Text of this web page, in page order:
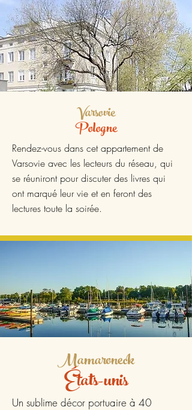
Varsovie
Pologne
Rendez-vous dans cet appartement de
Varsovie avec les lecteurs du réseau, qui
se réuniront pour discuter des livres qui
ont marqué leur vie et en feront des
lectures toute la soirée.
Mamaroneck
États-unis
Un sublime décor portuaire à 40